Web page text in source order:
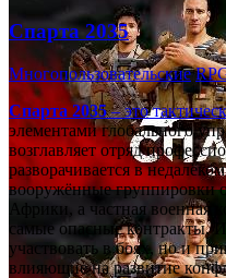
Спарта 2035
Многопользовательские
Спарта 2035– это
элементами глобального
возглавляет отряд
разворачивается в
вооружённые группировки
Африки, а частная военная
самые опасные контракты.
участвовать в боях, но и
влияющие на развитие